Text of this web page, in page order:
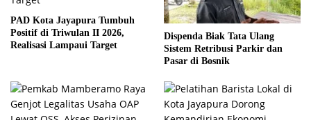
PAD Kota Jayapura Tumbuh
Positif di Triwulan II 2026,
Realisasi Lampaui Target
Dispenda Biak Tata Ulang
Sistem Retribusi Parkir dan
Pasar di Bosnik